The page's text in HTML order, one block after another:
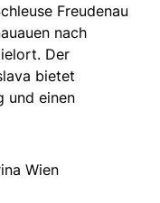
Freudenau
nach
Der
bietet
und einen
Wien